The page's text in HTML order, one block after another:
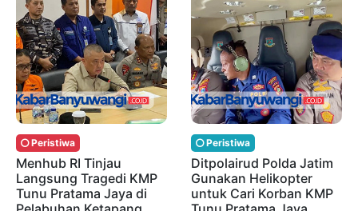
Peristiwa
Menhub RI Tinjau
Langsung Tragedi KMP
Tunu Pratama Jaya di
Peristiwa
Ditpolairud Polda Jatim
Gunakan Helikopter
untuk Cari Korban KMP